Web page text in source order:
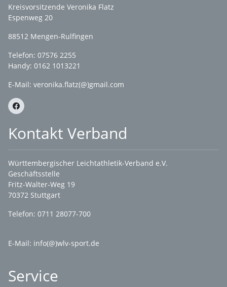
Kreisvorsitzende Veronika Flatz
Espenweg 20
88512 Mengen-Rulfingen
Telefon: 07576 2255
Handy: 0162 1013221
E-Mail: veronika.flatz(@)gmail.com
Kontakt Verband
Württembergischer Leichtathletik-Verband e.V.
Geschäftsstelle
Fritz-Walter-Weg 19
70372 Stuttgart
Telefon: 0711 28077-700
E-Mail: info(@)wlv-sport.de
Service